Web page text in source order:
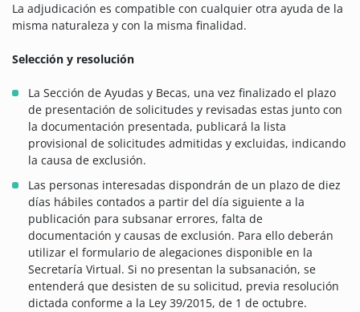
La adjudicación es compatible con cualquier otra ayuda de la
misma naturaleza y con la misma finalidad.
Selección y resolución
La Sección de Ayudas y Becas, una vez finalizado el plazo
de presentación de solicitudes y revisadas estas junto con
la documentación presentada, publicará la lista
provisional de solicitudes admitidas y excluidas, indicando
la causa de exclusión.
Las personas interesadas dispondrán de un plazo de diez
días hábiles contados a partir del día siguiente a la
publicación para subsanar errores, falta de
documentación y causas de exclusión. Para ello deberán
utilizar el formulario de alegaciones disponible en la
Secretaría Virtual. Si no presentan la subsanación, se
entenderá que desisten de su solicitud, previa resolución
dictada conforme a la Ley 39/2015, de 1 de octubre.